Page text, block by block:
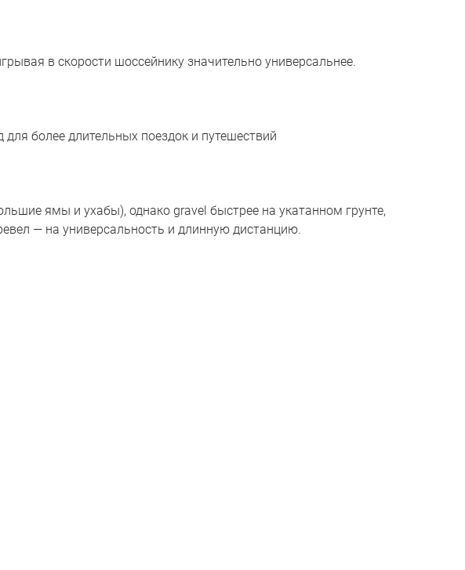
в скорости шоссейнику значительно универсальнее.
более длительных поездок и путешествий
ямы и ухабы), однако gravel быстрее на укатанном грунте,
— на универсальность и длинную дистанцию.